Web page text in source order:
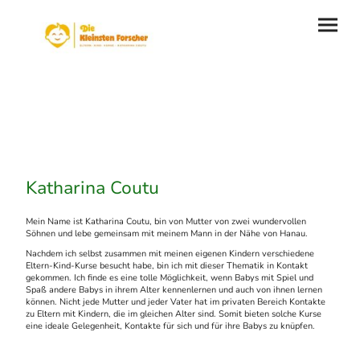
Katharina Coutu
Mein Name ist Katharina Coutu, bin von Mutter von zwei wundervollen
Söhnen und lebe gemeinsam mit meinem Mann in der Nähe von Hanau.
Nachdem ich selbst zusammen mit meinen eigenen Kindern verschiedene
Eltern-Kind-Kurse besucht habe, bin ich mit dieser Thematik in Kontakt
gekommen. Ich finde es eine tolle Möglichkeit, wenn Babys mit Spiel und
Spaß andere Babys in ihrem Alter kennenlernen und auch von ihnen lernen
können. Nicht jede Mutter und jeder Vater hat im privaten Bereich Kontakte
zu Eltern mit Kindern, die im gleichen Alter sind. Somit bieten solche Kurse
eine ideale Gelegenheit, Kontakte für sich und für ihre Babys zu knüpfen.